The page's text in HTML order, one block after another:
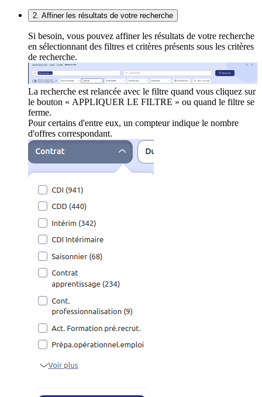
2. Affiner les résultats de votre recherche
Si besoin, vous pouvez affiner les résultats de votre recherche
en sélectionnant des filtres et critères présents sous les critères
de recherche.
La recherche est relancée avec le filtre quand vous cliquez sur
le bouton « APPLIQUER LE FILTRE » ou quand le filtre se
ferme.
Pour certains d'entre eux, un compteur indique le nombre
d'offres correspondant.